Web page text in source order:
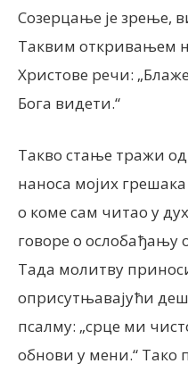
Созерцање је зрење,
Таквим откривањем
Христове речи:
Бога видети.“
Такво стање тражи
наноса мојих
о коме сам читао у
говоре о ослобађању
Тада молитву
оприсутњавајући
псалму: „срце ми
обнови у мени.“ Тако